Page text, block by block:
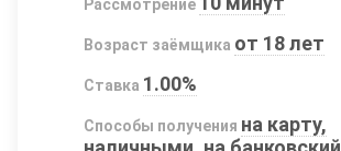
Рассмотрение
Возраст заёмщика от 18 лет
Ставка 1.00%
Способы получения на карту,